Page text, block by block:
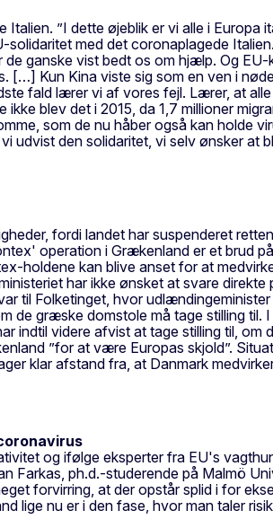
”I dette øjeblik er vi alle i
med det coronaplagede
ganske vist bedt os om hjælp. Og
[…] Kun Kina viste sig som en ven i
fald lærer vi af vores fejl. Lærer, at
ikke blev det i 2015, da 1,7 millioner
som de nu håber også kan holde
udvist den solidaritet, vi selv ønsker at
fordi landet har suspenderet
operation i Grækenland er et brud
holdene kan blive anset for at
har ikke ønsket at svare
til Folketinget, hvor
de græske domstole må tage stilling
indtil videre afvist at tage stilling til,
”for at være Europas skjold”.
klar afstand fra, at Danmark
og ifølge eksperter fra EU's
Farkas, ph.d.-studerende på Malmö
forvirring, at der opstår splid i for
lige nu er i den fase, hvor man taler